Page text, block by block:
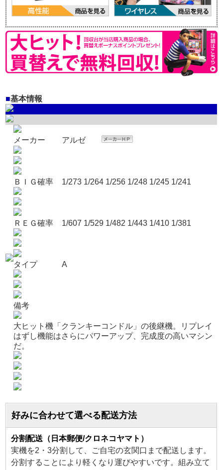
■基本情報
メーカー アルゼ
ＢＩＧ確率 1/273 1/264 1/256 1/248 1/245 1/241
ＲＥＧ確率 1/607 1/529 1/482 1/443 1/410 1/381
タイプ A
備考
大ヒット機「クランキーコンドル」の後継機。リプレイ
はずし機能はさらにパワーアップ、完成度の高いマシン
だ。
好みに合わせて選べる配送方法
分割配送（日本郵便/クロネコヤマト）
実機を2・3分割して、ご自宅の玄関口まで配送します。
分割することにより軽くなり運びやすいです。組み立て